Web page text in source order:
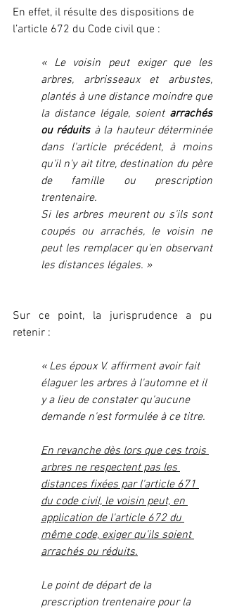
En effet, il résulte des dispositions de
l’article 672 du Code civil que :
« Le voisin peut exiger que les
arbres, arbrisseaux et arbustes,
plantés à une distance moindre que
la distance légale, soient arrachés
ou réduits à la hauteur déterminée
dans l'article précédent, à moins
qu'il n'y ait titre, destination du père
de famille ou prescription
trentenaire.
Si les arbres meurent ou s'ils sont
coupés ou arrachés, le voisin ne
peut les remplacer qu'en observant
les distances légales. »
Sur ce point, la jurisprudence a pu
retenir :
« Les époux V. affirment avoir fait
élaguer les arbres à l'automne et il
y a lieu de constater qu'aucune
demande n'est formulée à ce titre.
En revanche dès lors que ces trois
arbres ne respectent pas les
distances fixées par l'article 671
du code civil, le voisin peut, en
application de l'article 672 du
même code, exiger qu'ils soient
arrachés ou réduits.
Le point de départ de la
prescription trentenaire pour la